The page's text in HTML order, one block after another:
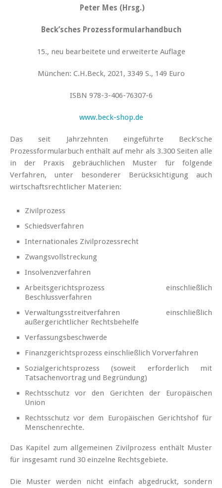
Peter Mes (Hrsg.)
Beck’sches Prozessformularhandbuch
15., neu bearbeitete und erweiterte Auflage
München: C.H.Beck, 2021, 3349 S., 149 Euro
ISBN 978-3-406-76307-6
www.beck-shop.de
Das seit Jahrzehnten eingeführte Beck’sche
Prozessformularbuch enthält auf mehr als 3.300 Seiten alle
in der Praxis gebräuchlichen Muster für folgende
Verfahren, unter besonderer Berücksichtigung auch
wirtschaftsrechtlicher Materien:
Zivilprozess
Schiedsverfahren
Internationales Zivilprozessrecht
Zwangsvollstreckung
Insolvenzverfahren
Arbeitsgerichtsprozess einschließlich
Beschlussverfahren
Verwaltungsstreitverfahren einschließlich
außergerichtlicher Rechtsbehelfe
Verfassungsbeschwerde
Finanzgerichtsprozess einschließlich Vorverfahren
Sozialgerichtsprozess (soweit erforderlich mit
Tatsachenvortrag und Begründung)
Rechtsschutz vor den Gerichten der Europäischen
Union
Rechtsschutz vor dem Europäischen Gerichtshof für
Menschenrechte.
Das Kapitel zum allgemeinen Zivilprozess enthält Muster
für insgesamt rund 30 einzelne Rechtsgebiete.
Die Muster werden nicht einfach abgedruckt, sondern